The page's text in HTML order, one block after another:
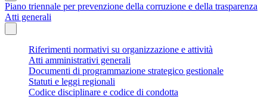
Piano triennale per prevenzione della corruzione e della trasparenza
Atti generali
Riferimenti normativi su organizzazione e attività
Atti amministrativi generali
Documenti di programmazione strategico gestionale
Statuti e leggi regionali
Codice disciplinare e codice di condotta